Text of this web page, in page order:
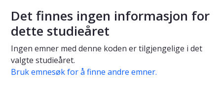
Om emnet
Det finnes ingen informasjon for
dette studieåret
Ingen emner med denne koden er tilgjengelige i det
valgte studieåret.
Bruk emnesøk for å finne andre emner.